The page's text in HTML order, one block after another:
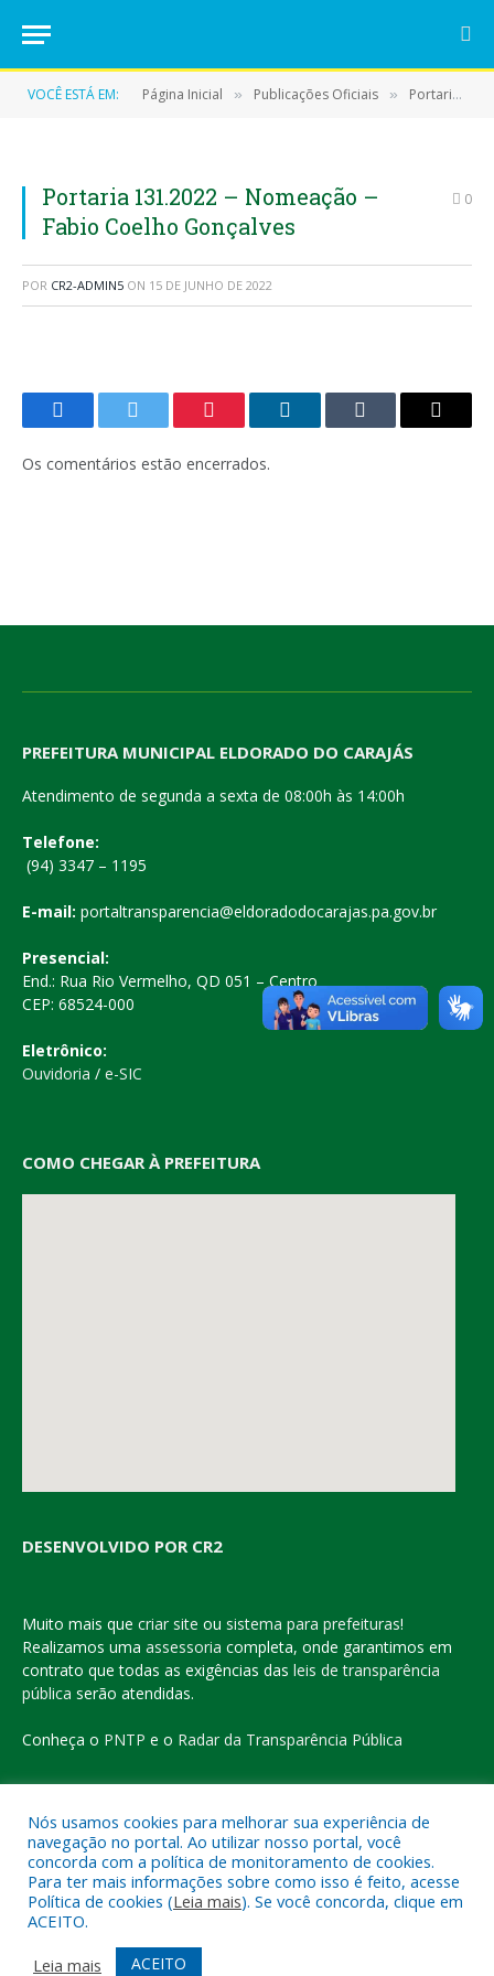
VOCÊ ESTÁ EM: Página Inicial » Publicações Oficiais » Portarias
Portaria 131.2022 – Nomeação –
Fabio Coelho Gonçalves
0
POR CR2-ADMIN5 ON 15 DE JUNHO DE 2022
FacebookTwitter Pinterest LinkedInTumblr
E-
Os comentários estão encerrados.
PREFEITURA MUNICIPAL ELDORADO DO CARAJÁS
Atendimento de segunda a sexta de 08:00h às 14:00h
Telefone:
(94) 3347 – 1195
E-mail: portaltransparencia@eldoradodocarajas.pa.gov.br
Presencial:
End.: Rua Rio Vermelho, QD 051 – Centro
CEP: 68524-000
Eletrônico:
Ouvidoria / e-SIC
COMO CHEGAR À PREFEITURA
DESENVOLVIDO POR CR2
Muito mais que criar site ou sistema para prefeituras!
Realizamos uma assessoria completa, onde garantimos em
contrato que todas as exigências das leis de transparência
pública serão atendidas.
Conheça o PNTP e o Radar da Transparência Pública
Todos os direitos reservados a Prefeitura Municipal de Eldorado
do Carajás
Mapa do Site
Acessar o Webmail
Nós usamos cookies para melhorar sua experiência de
navegação no portal. Ao utilizar nosso portal, você
concorda com a política de monitoramento de cookies.
Para ter mais informações sobre como isso é feito, acesse
Política de cookies (Leia mais). Se você concorda, clique em
ACEITO.
Leia mais
ACEITO